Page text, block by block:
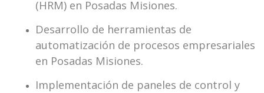
(HRM) en Posadas Misiones.
Desarrollo de herramientas de
automatización de procesos empresariales
en Posadas Misiones.
Implementación de paneles de control y